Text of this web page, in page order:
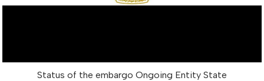
Status of the embargo Ongoing Entity State